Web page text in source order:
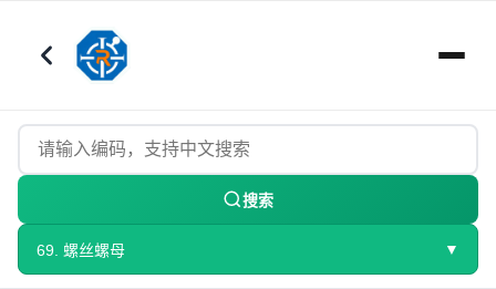
搜索
69. 螺丝螺母 ▼